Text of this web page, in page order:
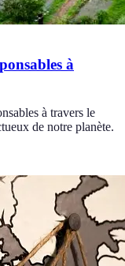
à
à travers le
de notre planète.